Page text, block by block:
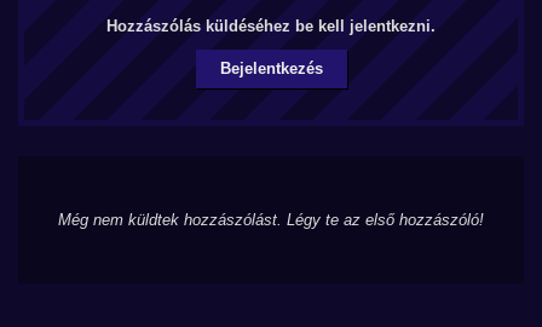
Hozzászólás küldéséhez be kell jelentkezni.
Bejelentkezés
Még nem küldtek hozzászólást. Légy te az első hozzászóló!